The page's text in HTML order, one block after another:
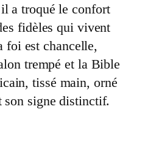
a troqué le confort
fidèles qui vivent
foi est chancelle,
trempé et la Bible
tissé main, orné
son signe distinctif.